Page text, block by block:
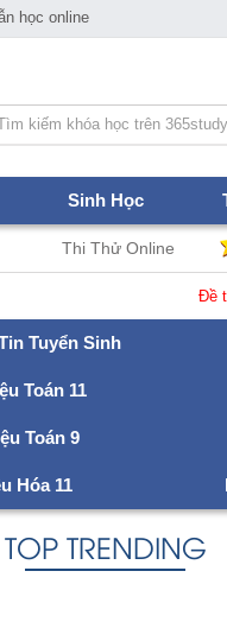
học online
Sinh Học
Thi Thử Online
Đề thi
Tuyển Sinh
Toán 11
Toán 9
Hóa 11
TOP TRENDING